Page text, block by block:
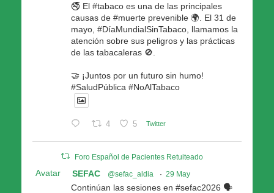
🚭 El #tabaco es una de las principales
causas de #muerte prevenible 🌍. El 31 de
mayo, #DíaMundialSinTabaco, llamamos la
atención sobre sus peligros y las prácticas
de las tabacaleras 🚫.
🤝 ¡Juntos por un futuro sin humo!
#SaludPública #NoAlTabaco
4 5 Twitter
Foro Español de Pacientes Retuiteado
Avatar SEFAC @sefac_aldia · 29 May
Continúan las sesiones en #sefac2026 🗣️